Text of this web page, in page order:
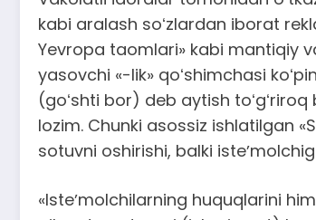
kabi aralash soʻzlardan iborat
Yevropa taomlari» kabi mantiqiy
yasovchi «-lik» qoʻshimchasi
(goʻshti bor) deb aytish
lozim. Chunki asossiz ishlatilgan
sotuvni oshirishi, balki
«Isteʼmolchilarning huquqlarini